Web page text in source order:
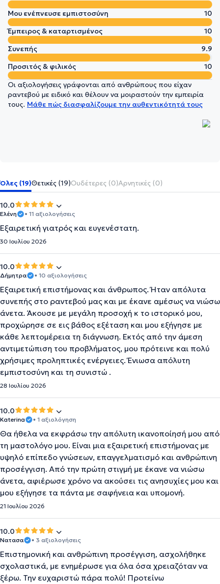
Μου ενέπνευσε εμπιστοσύνη
10
Έμπειρος & καταρτισμένος
10
Συνεπής
9.9
Προσιτός & φιλικός
10
Οι αξιολογήσεις γράφονται από ανθρώπους που είχαν
ραντεβού με ειδικό και θέλουν να μοιραστούν την εμπειρία
τους. Μάθε πώς διασφαλίζουμε την αυθεντικότητά τους
Όλες (19)Θετικές (19)Ουδέτερες (0)Αρνητικές (0)
10.0
Ελένη • 11 αξιολογήσεις
Εξαιρετική γιατρός και ευγενέστατη.
30 Ιουλίου 2026
10.0
Δήμητρα • 10 αξιολογήσεις
Εξαιρετική επιστήμονας και άνθρωπος. Ήταν απόλυτα
συνεπής στο ραντεβού μας και με έκανε αμέσως να νιώσω
άνετα. Άκουσε με μεγάλη προσοχή κ το ιστορικό μου,
προχώρησε σε εις βάθος εξέταση και μου εξήγησε με
κάθε λεπτομέρεια τη διάγνωση. Εκτός από την άμεση
αντιμετώπιση του προβλήματος, μου πρότεινε και πολύ
χρήσιμες προληπτικές ενέργειες. Ένιωσα απόλυτη
εμπιστοσύνη και τη συνιστώ .
28 Ιουλίου 2026
10.0
Katerina • 1 αξιολόγηση
Θα ήθελα να εκφράσω την απόλυτη ικανοποίησή μου από
τη μαστολόγο μου. Είναι μια εξαιρετική επιστήμονας με
υψηλό επίπεδο γνώσεων, επαγγελματισμό και ανθρώπινη
προσέγγιση. Από την πρώτη στιγμή με έκανε να νιώσω
άνετα, αφιέρωσε χρόνο να ακούσει τις ανησυχίες μου και
μου εξήγησε τα πάντα με σαφήνεια και υπομονή.
21 Ιουλίου 2026
10.0
Νατασα • 3 αξιολογήσεις
Επιστημονική και ανθρώπινη προσέγγιση, ασχολήθηκε
σχολαστικά, με ενημέρωσε για όλα όσα χρειαζόταν να
ξέρω. Την ευχαριστώ πάρα πολύ! Προτείνω